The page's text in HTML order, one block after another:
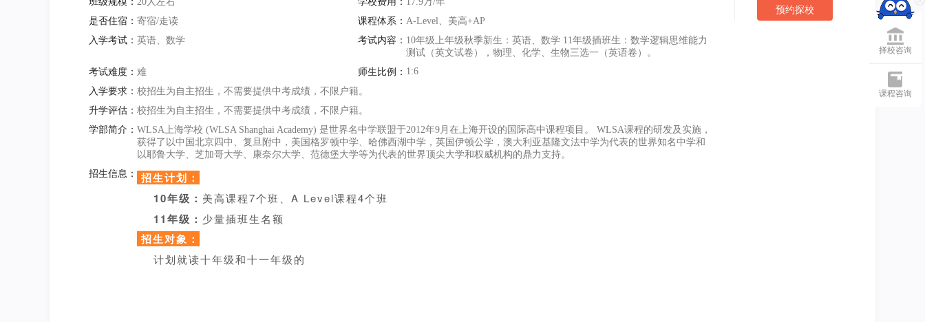
是否住宿： 寄宿/走读 课程体系： A-Level、美高+AP
入学考试： 英语、数学 考试内容： 10年级上年级秋季新生：英语、数学 11年级插班生：数学逻辑思维能力
测试（英文试卷），物理、化学、生物三选一（英语卷）。
考试难度： 难 师生比例： 1:6
入学要求： 校招生为自主招生，不需要提供中考成绩，不限户籍。
升学评估： 校招生为自主招生，不需要提供中考成绩，不限户籍。
学部简介： WLSA上海学校 (WLSA Shanghai Academy) 是世界名中学联盟于2012年9月在上海开设的国际高中课程项目。 WLSA课程的研发及实施，
获得了以中国北京四中、复旦附中，美国格罗顿中学、哈佛西湖中学，英国伊顿公学，澳大利亚基隆文法中学为代表的世界知名中学和
以耶鲁大学、芝加哥大学、康奈尔大学、范德堡大学等为代表的世界顶尖大学和权威机构的鼎力支持。
招生信息：
招生计划：
10年级： 美高课程7个班、A Level课程4个班
11年级： 少量插班生名额
招生对象：
计划就读十年级和十一年级的
预约探校
择校咨询
课程咨询